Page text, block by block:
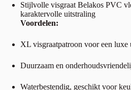
Stijlvolle visgraat Belakos PVC
karaktervolle uitstraling
Voordelen:
XL visgraatpatroon voor een luxe
Duurzaam en
Waterbestendig, geschikt voor